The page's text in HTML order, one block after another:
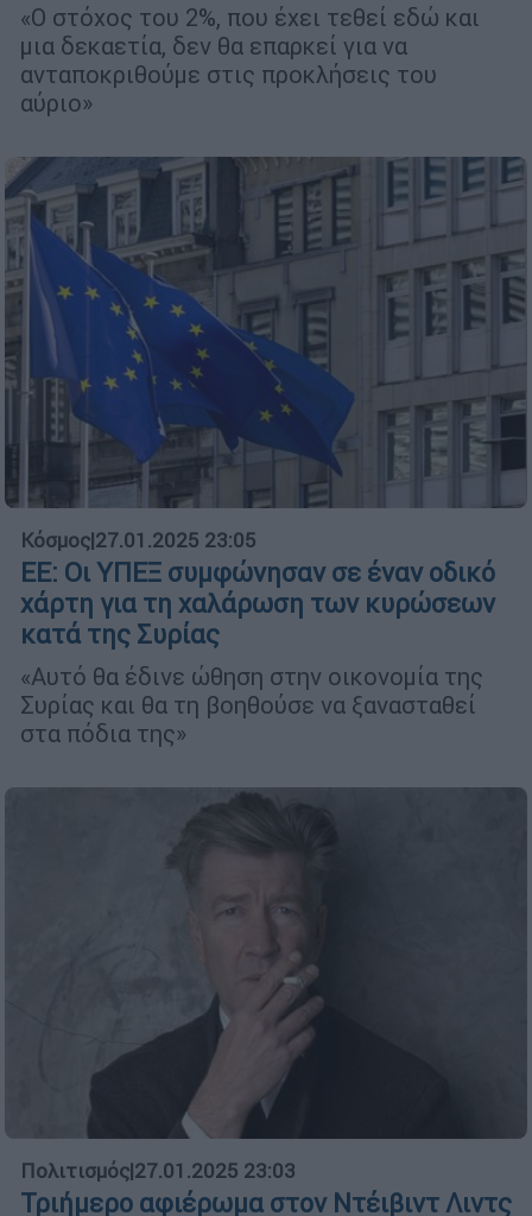
«Ο στόχος του 2%, που έχει τεθεί εδώ και
μια δεκαετία, δεν θα επαρκεί για να
ανταποκριθούμε στις προκλήσεις του
αύριο»
Κόσμος|27.01.2025 23:05
EE: Οι ΥΠΕΞ συμφώνησαν σε έναν οδικό
χάρτη για τη χαλάρωση των κυρώσεων
κατά της Συρίας
«Αυτό θα έδινε ώθηση στην οικονομία της
Συρίας και θα τη βοηθούσε να ξανασταθεί
στα πόδια της»
Πολιτισμός|27.01.2025 23:03
Τριήμερο αφιέρωμα στον Ντέιβιντ Λιντς